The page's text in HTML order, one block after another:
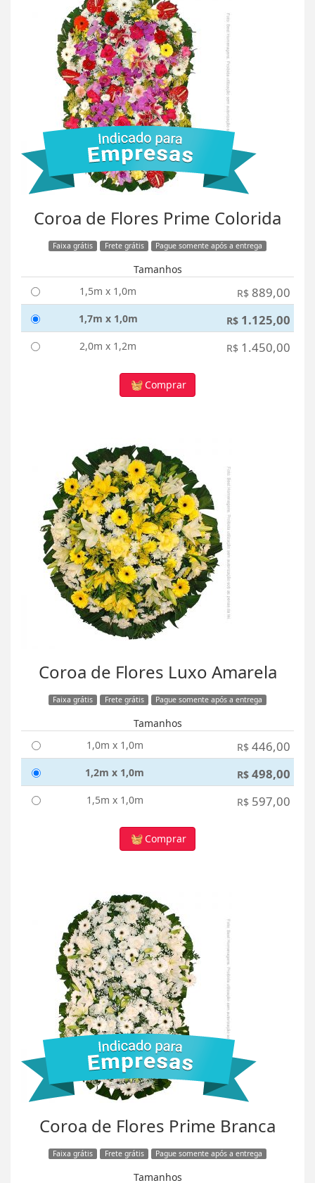
Coroa de Flores Prime Colorida
Faixa grátis Frete grátis Pague somente após a entrega
Tamanhos
1,5m x 1,0m
R$ 889,00
1,7m x 1,0m R$ 1.125,00
2,0m x 1,2m R$ 1.450,00
Comprar
Coroa de Flores Luxo Amarela
Faixa grátis Frete grátis Pague somente após a entrega
Tamanhos
1,0m x 1,0m
R$ 446,00
1,2m x 1,0m R$ 498,00
1,5m x 1,0m R$ 597,00
Comprar
Coroa de Flores Prime Branca
Faixa grátis Frete grátis Pague somente após a entrega
Tamanhos